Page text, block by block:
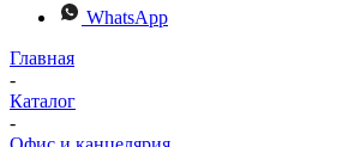
WhatsApp
Главная
-
Каталог
-